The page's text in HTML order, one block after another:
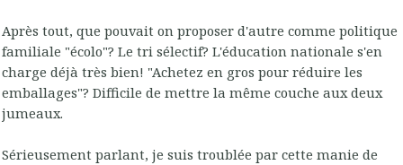
Après tout, que pouvait on proposer d'autre comme politique
familiale "écolo"? Le tri sélectif? L'éducation nationale s'en
charge déjà très bien! "Achetez en gros pour réduire les
emballages"? Difficile de mettre la même couche aux deux
jumeaux.
Sérieusement parlant, je suis troublée par cette manie de